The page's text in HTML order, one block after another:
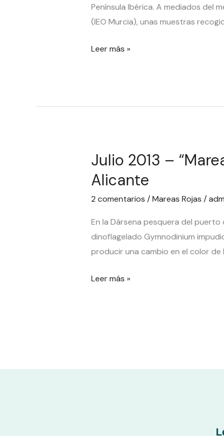
Península Ibérica. A mediados del
(IEO Murcia), unas muestras
sopa
de
y
Leer más »
Julio 2013 –
Alicante
2 comentarios /Mareas Rojas /
En la Dársena pesquera del
dinoflagelado Gymnodinium
producir una cambio en el color
Julio
2013
–
“Marea
Marrón”
en
Pesquera
Leer más »